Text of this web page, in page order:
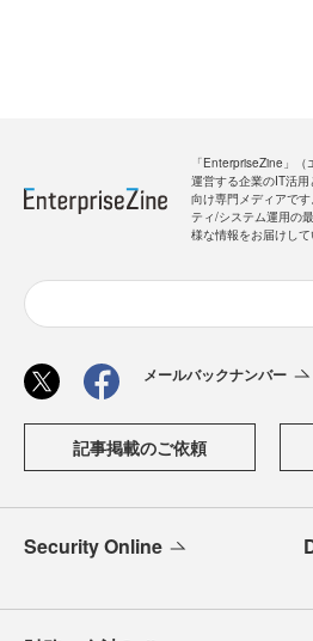
「EnterpriseZine」
運営する企業のIT活
向け専門メディアで
ティ/システム運用の
様な情報をお届けして
メールバックナンバー
記事掲載のご依頼
Security Online